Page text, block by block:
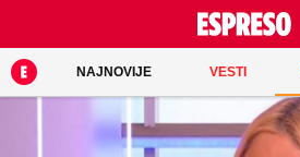
NAJNOVIJE VESTI